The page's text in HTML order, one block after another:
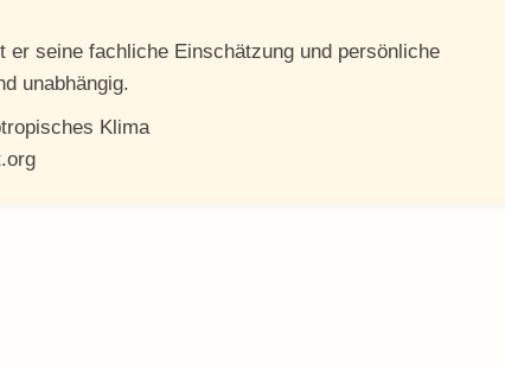
er seine fachliche Einschätzung und persönliche
unabhängig.
Klima